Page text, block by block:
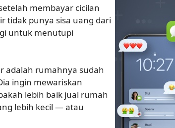
membayar cicilan
tidak punya sisa uang dari
untuk menutupi
adalah rumahnya sudah
ingin mewariskan
lebih baik jual rumah
lebih kecil — atau